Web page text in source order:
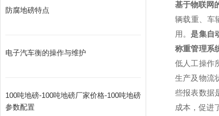
防腐地磅特点
电子汽车衡的操作与维护
100吨地磅-100吨地磅厂家价格-100吨地磅
参数配置
基于物联网
辆载重、车
用。 是集自
称重管理系
低人工操作
生产及物流
些报表数据
成本，促进